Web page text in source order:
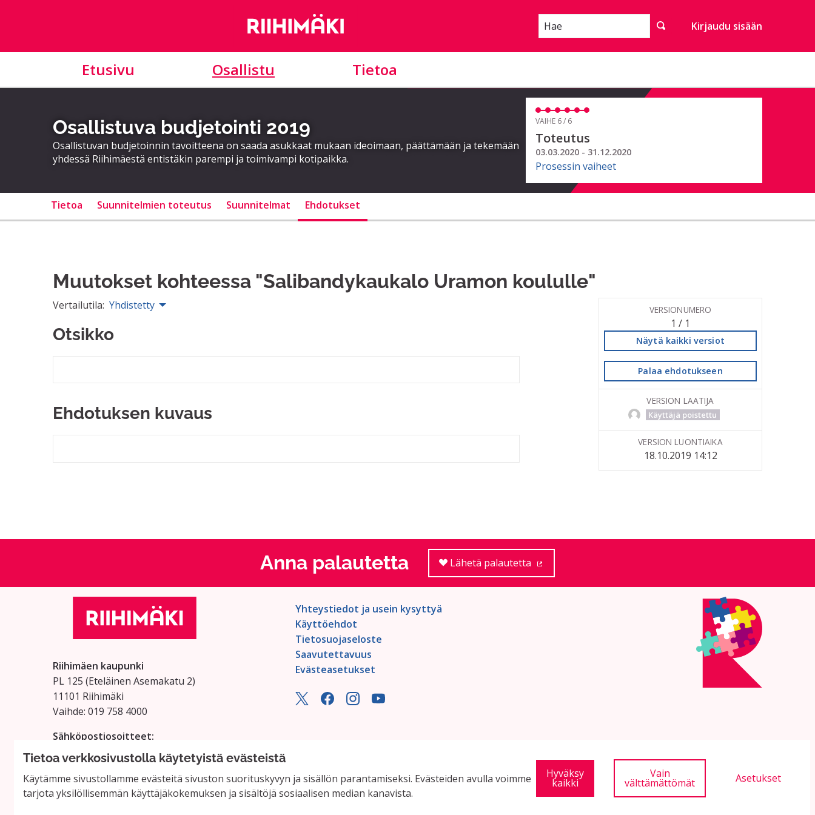
Tietoa verkkosivustolla käytetyistä evästeistä
Käytämme sivustollamme evästeitä sivuston suorituskyvyn ja sisällön parantamiseksi. Evästeiden avulla voimme
tarjota yksilöllisemmän käyttäjäkokemuksen ja sisältöjä sosiaalisen median kanavista.
Hyväksy
kaikki
Vain
välttämättömät Asetukset
Hae Kirjaudu sisään
Etusivu Osallistu Tietoa
Osallistuva budjetointi 2019
Osallistuvan budjetoinnin tavoitteena on saada asukkaat mukaan ideoimaan, päättämään ja tekemään
yhdessä Riihimäestä entistäkin parempi ja toimivampi kotipaikka.
VAIHE 6 / 6
Toteutus
03.03.2020 - 31.12.2020
Prosessin vaiheet
Tietoa Suunnitelmien toteutus Suunnitelmat Ehdotukset
Muutokset kohteessa "Salibandykaukalo Uramon koululle"
Vertailutila: Yhdistetty
Otsikko
Ehdotuksen kuvaus
VERSIONUMERO
1 / 1
Näytä kaikki versiot
Palaa ehdotukseen
VERSION LAATIJA
Käyttäjä poistettu
VERSION LUONTIAIKA
18.10.2019 14:12
Anna palautetta Lähetä palautetta
Riihimäen kaupunki
PL 125 (Eteläinen Asemakatu 2)
11101 Riihimäki
Vaihde: 019 758 4000
Sähköpostiosoitteet:
etunimi.sukunimi@riihimaki.fi
Yhteystiedot ja usein kysyttyä
Käyttöehdot
Tietosuojaseloste
Saavutettavuus
Evästeasetukset
Verkkosivusto luotuvapaan ohjelmiston
avulla.